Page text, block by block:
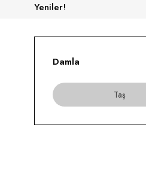
Yeniler!
Damla
Taş